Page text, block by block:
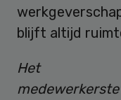
blijft altijd
Het